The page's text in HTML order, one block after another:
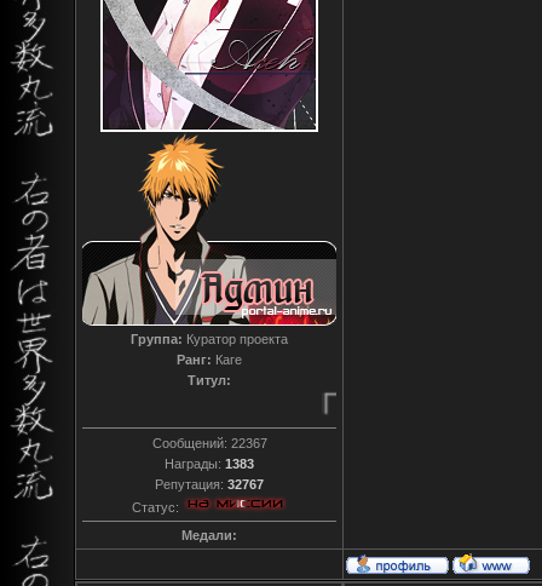
Группа: Куратор проекта
Ранг: Каге
Титул:
Преданный
Сообщений: 22367
Награды: 1383
Репутация: 32767
Статус:
Медали: